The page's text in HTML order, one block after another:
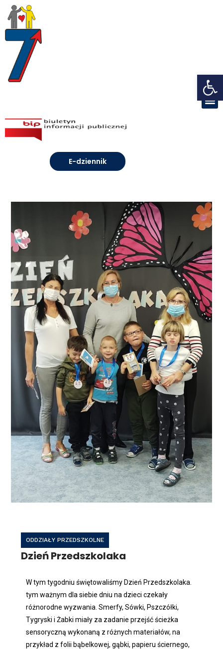
Open toolbar
E-dziennik
ODDZIAŁY PRZEDSZKOLNE
Dzień Przedszkolaka
W tym tygodniu świętowaliśmy Dzień Przedszkolaka.
tym ważnym dla siebie dniu na dzieci czekały
różnorodne wyzwania. Smerfy, Sówki, Pszczółki,
Tygryski i Żabki miały za zadanie przejść ścieżka
sensoryczną wykonaną z różnych materiałów, na
przykład z folii bąbelkowej, gąbki, papieru ściernego,